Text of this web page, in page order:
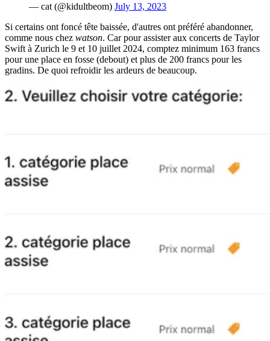
— cat (@kidultbeom) July 13, 2023
Si certains ont foncé tête baissée, d'autres ont préféré abandonner,
comme nous chez watson. Car pour assister aux concerts de Taylor
Swift à Zurich le 9 et 10 juillet 2024, comptez minimum 163 francs
pour une place en fosse (debout) et plus de 200 francs pour les
gradins. De quoi refroidir les ardeurs de beaucoup.